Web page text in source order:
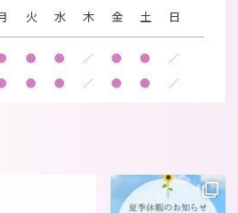
火 水 木 金 土 日
● ● ／ ● ● ／
● ● ／ ● ● ／